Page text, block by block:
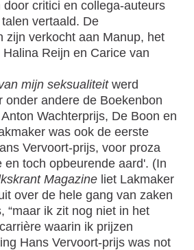
critici en collega-auteurs
vertaald. De
zijn verkocht aan Manup, het
Reijn en Carice van
mijn seksualiteitwerd
onder andere de Boekenbon
Wachterprijs, De Boon en
was ook de eerste
Vervoort-prijs, voor proza
en toch opbeurende aard'. (In
Magazine liet Lakmaker
over de hele gang van zaken
“maar ik zit nog niet in het
waarin ik prijzen
Hans Vervoort-prijs was not